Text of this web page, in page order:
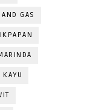
GAS
KAYU